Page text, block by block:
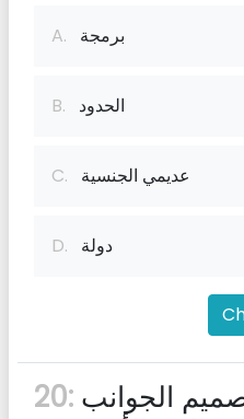
A. برمجة
B. الحدود
C. عديمي الجنسية
D. دولة
20: